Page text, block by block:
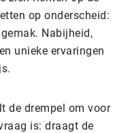
op onderscheid:
Nabijheid,
unieke ervaringen
de drempel om voor
is: draagt de